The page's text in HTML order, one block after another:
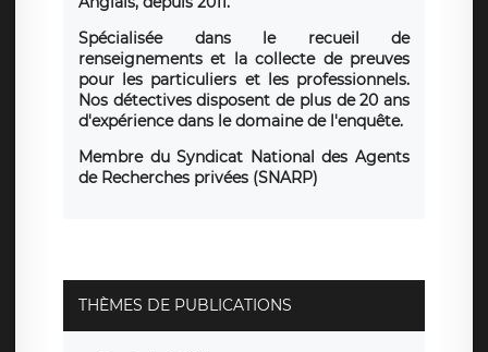
Spécialisée dans le recueil de
renseignements et la collecte de preuves
pour les particuliers et les professionnels.
Nos détectives disposent de plus de 20 ans
d'expérience dans le domaine de l'enquête.
Membre du Syndicat National des Agents
de Recherches privées (SNARP)
THÈMES DE PUBLICATIONS